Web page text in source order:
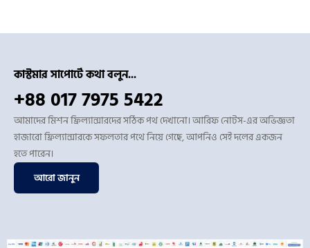
কাস্টমার সাপোর্টে কথা বলুন...
+88 017 7975 5422
আমাদের মিশন ফ্রিল্যান্সারদের সঠিক পথ দেখানো। আরিফ নোটস-এর অভিজ্ঞতা
হাজারো ফ্রিল্যান্সারকে সফলতার পথে নিয়ে গেছে, আপনিও সেই দলের একজন
হতে পারেন।
আরো জানুন